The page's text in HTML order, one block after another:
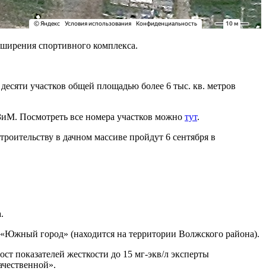
спортивного комплекса.
участков общей площадью более 6 тыс. кв. метров
Посмотреть все номера участков можно тут.
в дачном массиве пройдут 6 сентября в
город» (находится на территории Волжского района).
показателей жесткости до 15 мг-экв/л эксперты